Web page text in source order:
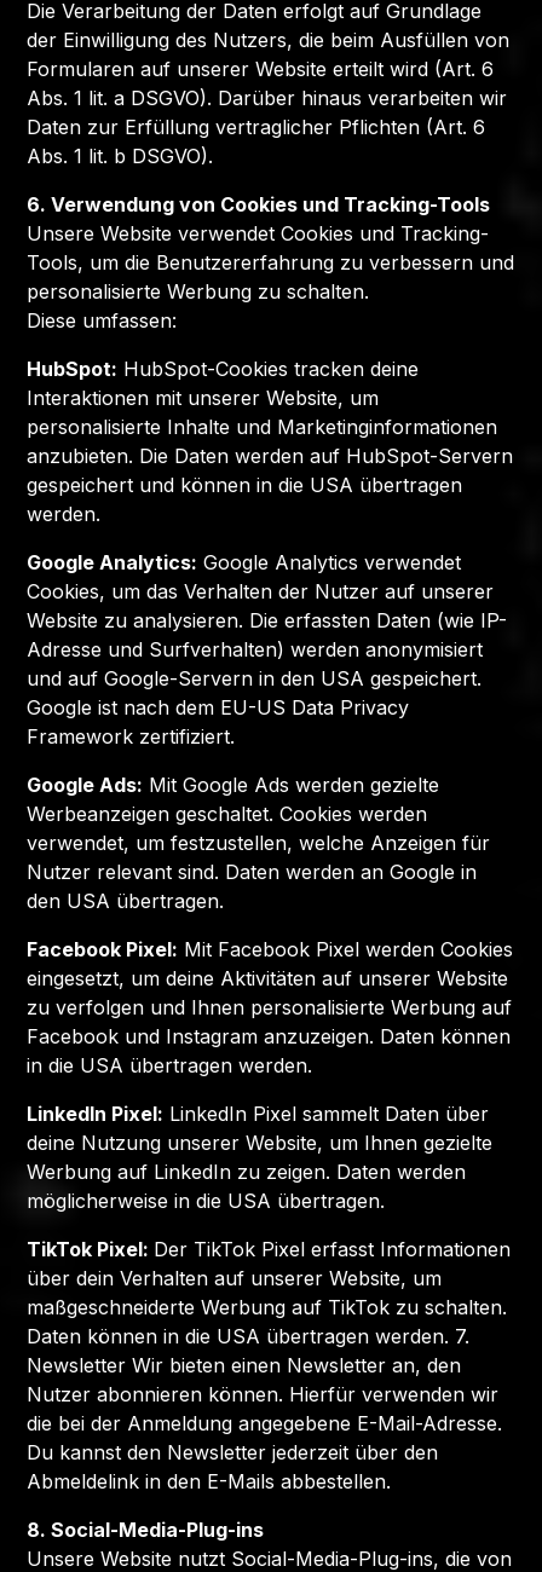
Die Verarbeitung der Daten erfolgt auf Grundlage
der Einwilligung des Nutzers, die beim Ausfüllen von
Formularen auf unserer Website erteilt wird (Art. 6
Abs. 1 lit. a DSGVO). Darüber hinaus verarbeiten wir
Daten zur Erfüllung vertraglicher Pflichten (Art. 6
Abs. 1 lit. b DSGVO).
6. Verwendung von Cookies und Tracking-Tools
Unsere Website verwendet Cookies und Tracking-
Tools, um die Benutzererfahrung zu verbessern und
personalisierte Werbung zu schalten.
Diese umfassen:
HubSpot: HubSpot-Cookies tracken deine
Interaktionen mit unserer Website, um
personalisierte Inhalte und Marketinginformationen
anzubieten. Die Daten werden auf HubSpot-Servern
gespeichert und können in die USA übertragen
werden.
Google Analytics: Google Analytics verwendet
Cookies, um das Verhalten der Nutzer auf unserer
Website zu analysieren. Die erfassten Daten (wie IP-
Adresse und Surfverhalten) werden anonymisiert
und auf Google-Servern in den USA gespeichert.
Google ist nach dem EU-US Data Privacy
Framework zertifiziert.
Google Ads: Mit Google Ads werden gezielte
Werbeanzeigen geschaltet. Cookies werden
verwendet, um festzustellen, welche Anzeigen für
Nutzer relevant sind. Daten werden an Google in
den USA übertragen.
Facebook Pixel: Mit Facebook Pixel werden Cookies
eingesetzt, um deine Aktivitäten auf unserer Website
zu verfolgen und Ihnen personalisierte Werbung auf
Facebook und Instagram anzuzeigen. Daten können
in die USA übertragen werden.
LinkedIn Pixel: LinkedIn Pixel sammelt Daten über
deine Nutzung unserer Website, um Ihnen gezielte
Werbung auf LinkedIn zu zeigen. Daten werden
möglicherweise in die USA übertragen.
TikTok Pixel: Der TikTok Pixel erfasst Informationen
über dein Verhalten auf unserer Website, um
maßgeschneiderte Werbung auf TikTok zu schalten.
Daten können in die USA übertragen werden. 7.
Newsletter Wir bieten einen Newsletter an, den
Nutzer abonnieren können. Hierfür verwenden wir
die bei der Anmeldung angegebene E-Mail-Adresse.
Du kannst den Newsletter jederzeit über den
Abmeldelink in den E-Mails abbestellen.
8. Social-Media-Plug-ins
Unsere Website nutzt Social-Media-Plug-ins, die von